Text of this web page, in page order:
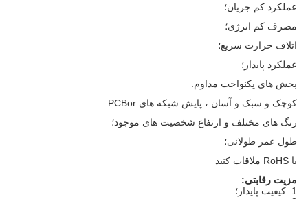
عملکرد کم جریان؛
مصرف کم انرژی؛
اتلاف حرارت سریع؛
عملکرد پایدار؛
بخش های یکنواخت مداوم.
کوچک و سبک و آسان ، پایش شبکه های PCBor.
رنگ های مختلف و ارتفاع شخصیت های موجود؛
طول عمر طولانی؛
با RoHS ملاقات کنید
مزیت رقابتی: